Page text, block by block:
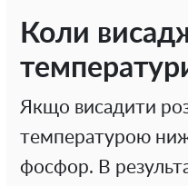
Коли
Якщо висадити
температурою
фосфор. В